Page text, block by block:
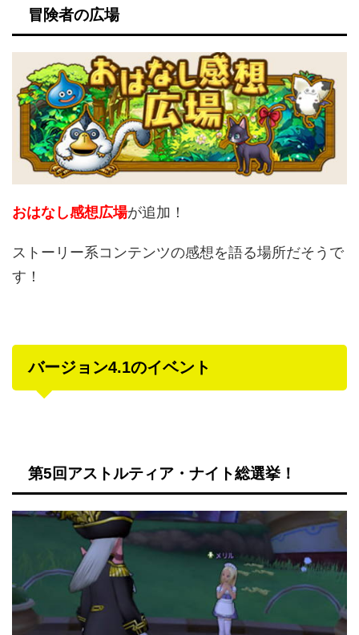
冒険者の広場
おはなし感想広場が追加！
ストーリー系コンテンツの感想を語る場所だそうで
す！
バージョン4.1のイベント
第5回アストルティア・ナイト総選挙！